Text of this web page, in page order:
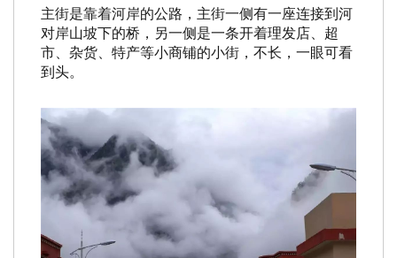
主街是靠着河岸的公路，主街一侧有一座连接到河
对岸山坡下的桥，另一侧是一条开着理发店、超
市、杂货、特产等小商铺的小街，不长，一眼可看
到头。